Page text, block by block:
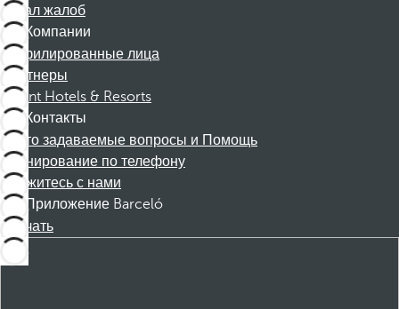
Канал жалоб
Компании
Аффилированные лица
Партнеры
Dorint Hotels & Resorts
Контакты
Часто задаваемые вопросы и Помощь
Бронирование по телефону
Свяжитесь с нами
Приложение Barceló
Скачать